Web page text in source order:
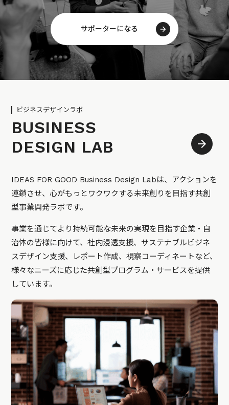
サポーターになる
ビジネスデザインラボ
BUSINESS
DESIGN LAB
IDEAS FOR GOOD Business Design Labは、アクションを
連鎖させ、心がもっとワクワクする未来創りを目指す共創
型事業開発ラボです。
事業を通じてより持続可能な未来の実現を目指す企業・自
治体の皆様に向けて、社内浸透支援、サステナブルビジネ
スデザイン支援、レポート作成、視察コーディネートなど、
様々なニーズに応じた共創型プログラム・サービスを提供
しています。